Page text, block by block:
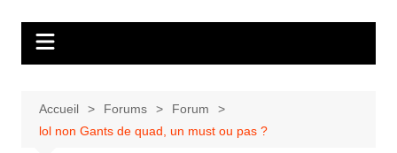
Accueil Forums
Forum
lol non Gants de quad, un must ou pas ?